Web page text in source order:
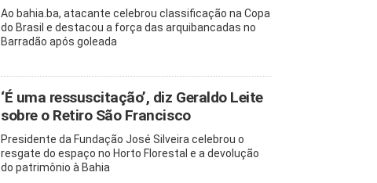
Ao bahia.ba, atacante celebrou classificação na Copa
do Brasil e destacou a força das arquibancadas no
Barradão após goleada
‘É uma ressuscitação’, diz Geraldo Leite
sobre o Retiro São Francisco
Presidente da Fundação José Silveira celebrou o
resgate do espaço no Horto Florestal e a devolução
do patrimônio à Bahia